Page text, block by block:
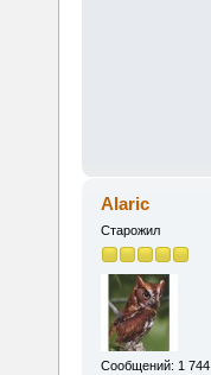
Alaric
Старожил
Сообщений: 1 744